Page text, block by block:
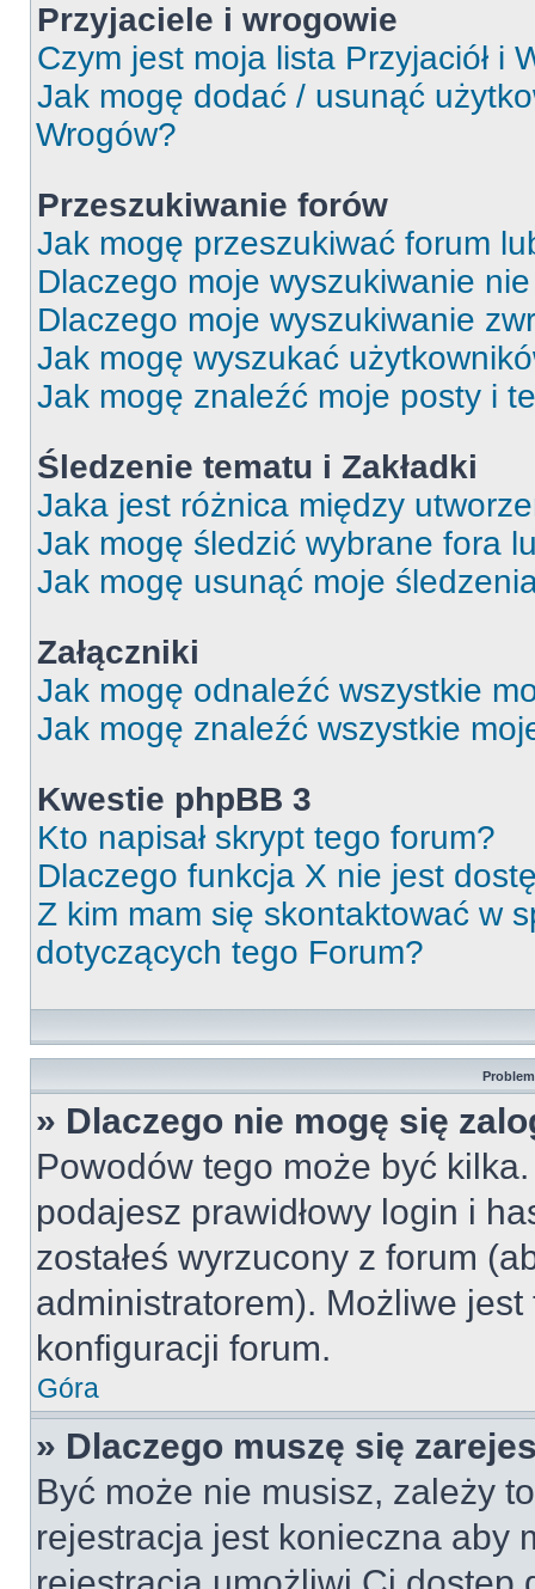
Przyjaciele i wrogowie
Czym jest moja lista Przyjaciół i
Jak mogę dodać / usunąć
Wrogów?
Przeszukiwanie forów
Jak mogę przeszukiwać forum
Dlaczego moje wyszukiwanie
Dlaczego moje wyszukiwanie
Jak mogę wyszukać
Jak mogę znaleźć moje posty i
Śledzenie tematu i Zakładki
Jaka jest różnica między
Jak mogę śledzić wybrane fora
Jak mogę usunąć moje
Załączniki
Jak mogę odnaleźć wszystkie
Jak mogę znaleźć wszystkie
Kwestie phpBB 3
Kto napisał skrypt tego forum?
Dlaczego funkcja X nie jest
Z kim mam się skontaktować w
dotyczących tego Forum?
» Dlaczego nie mogę się
Powodów tego może być
podajesz prawidłowy login i
zostałeś wyrzucony z forum
administratorem). Możliwe
konfiguracji forum.
Góra
» Dlaczego muszę się
Być może nie musisz, zależy
rejestracja jest konieczna aby